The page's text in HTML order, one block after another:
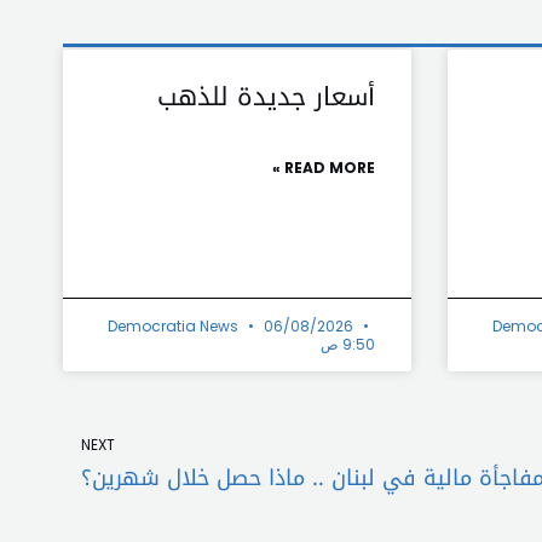
أسعار جديدة للذهب
READ MORE »
Democratia News
06/08/2026
9:50 ص
NEXT
مالية في لبنان .. ماذا حصل خلال شهرين؟